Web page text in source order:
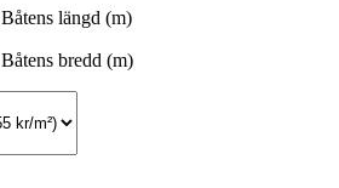
Båtens längd (m)
Båtens bredd (m)